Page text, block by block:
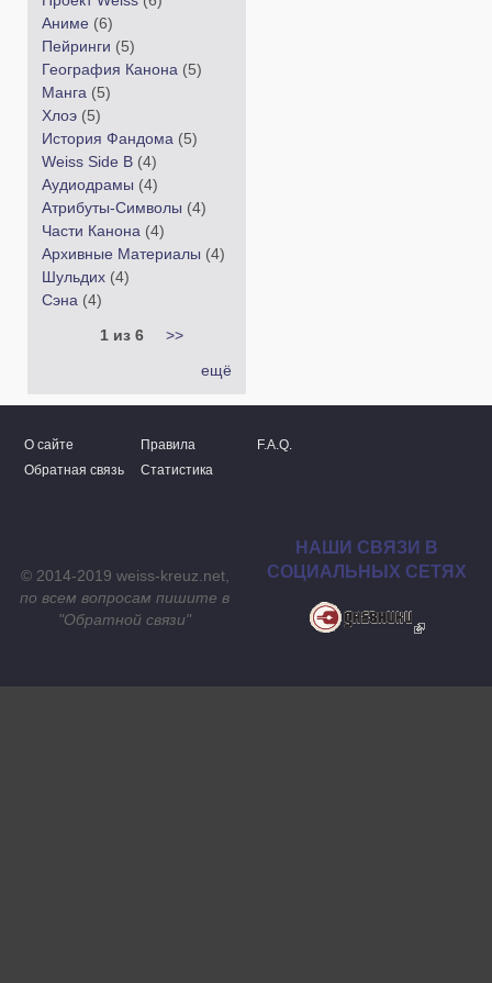
Аниме (6)
Пейринги (5)
География Канона (5)
Манга (5)
Хлоэ (5)
История Фандома (5)
Weiss Side B (4)
Аудиодрамы (4)
Атрибуты-Символы (4)
Части Канона (4)
Архивные Материалы (4)
Шульдих (4)
Сэна (4)
1 из 6 >>
ещё
О сайте Правила
F.A.Q.
Обратная связь
Статистика
© 2014-2019 weiss-kreuz.net,
по всем вопросам пишите в
"Обратной связи"
НАШИ СВЯЗИ В
СОЦИАЛЬНЫХ СЕТЯХ